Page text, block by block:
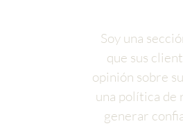
Soy una
que sus
opinión sobre
una política de
generar